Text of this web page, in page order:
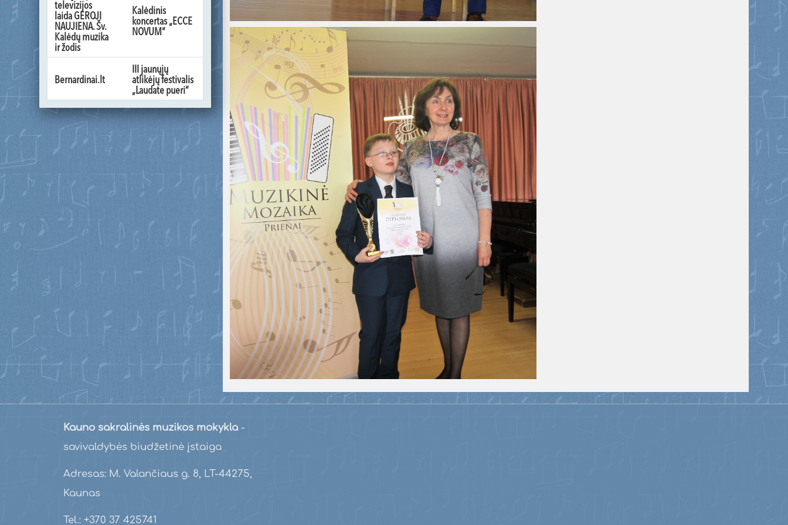
televizijos
laida GEROJI
NAUJIENA. Šv.
Kalėdų muzika
ir žodis
Kalėdinis
koncertas „ECCE
NOVUM“
Bernardinai.lt
III jaunųjų
atlikėjų festivalis
„Laudate pueri“
Kauno sakralinės muzikos mokykla-
savivaldybės biudžetinė įstaiga
Adresas: M. Valančiaus g. 8, LT-44275,
Kaunas
Tel.: +370 37 425741